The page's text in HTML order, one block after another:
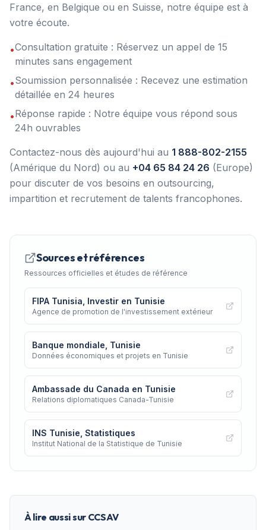
France, en Belgique ou en Suisse, notre équipe est à
votre écoute.
•Consultation gratuite : Réservez un appel de 15
minutes sans engagement
•Soumission personnalisée : Recevez une estimation
détaillée en 24 heures
•Réponse rapide : Notre équipe vous répond sous
24h ouvrables
Contactez-nous dès aujourd'hui au 1 888-802-2155
(Amérique du Nord) ou au +04 65 84 24 26 (Europe)
pour discuter de vos besoins en outsourcing,
impartition et recrutement de talents francophones.
Sources et références
Ressources officielles et études de référence
FIPA Tunisia, Investir en Tunisie
Agence de promotion de l'investissement extérieur
Banque mondiale, Tunisie
Données économiques et projets en Tunisie
Ambassade du Canada en Tunisie
Relations diplomatiques Canada-Tunisie
INS Tunisie, Statistiques
Institut National de la Statistique de Tunisie
À lire aussi sur CCSAV